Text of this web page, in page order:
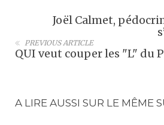
Joël Calmet,
PREVIOUS ARTICLE
QUI veut couper les "L" du
A LIRE AUSSI SUR LE MÊME